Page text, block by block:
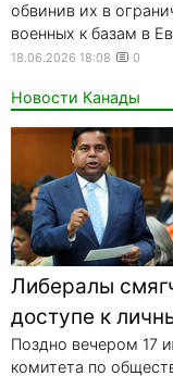
обвинив их в
военных к базам в
18.06.2026 18:08 0
Новости Канады
Либералы
доступе к
Поздно вечером 17
комитета по